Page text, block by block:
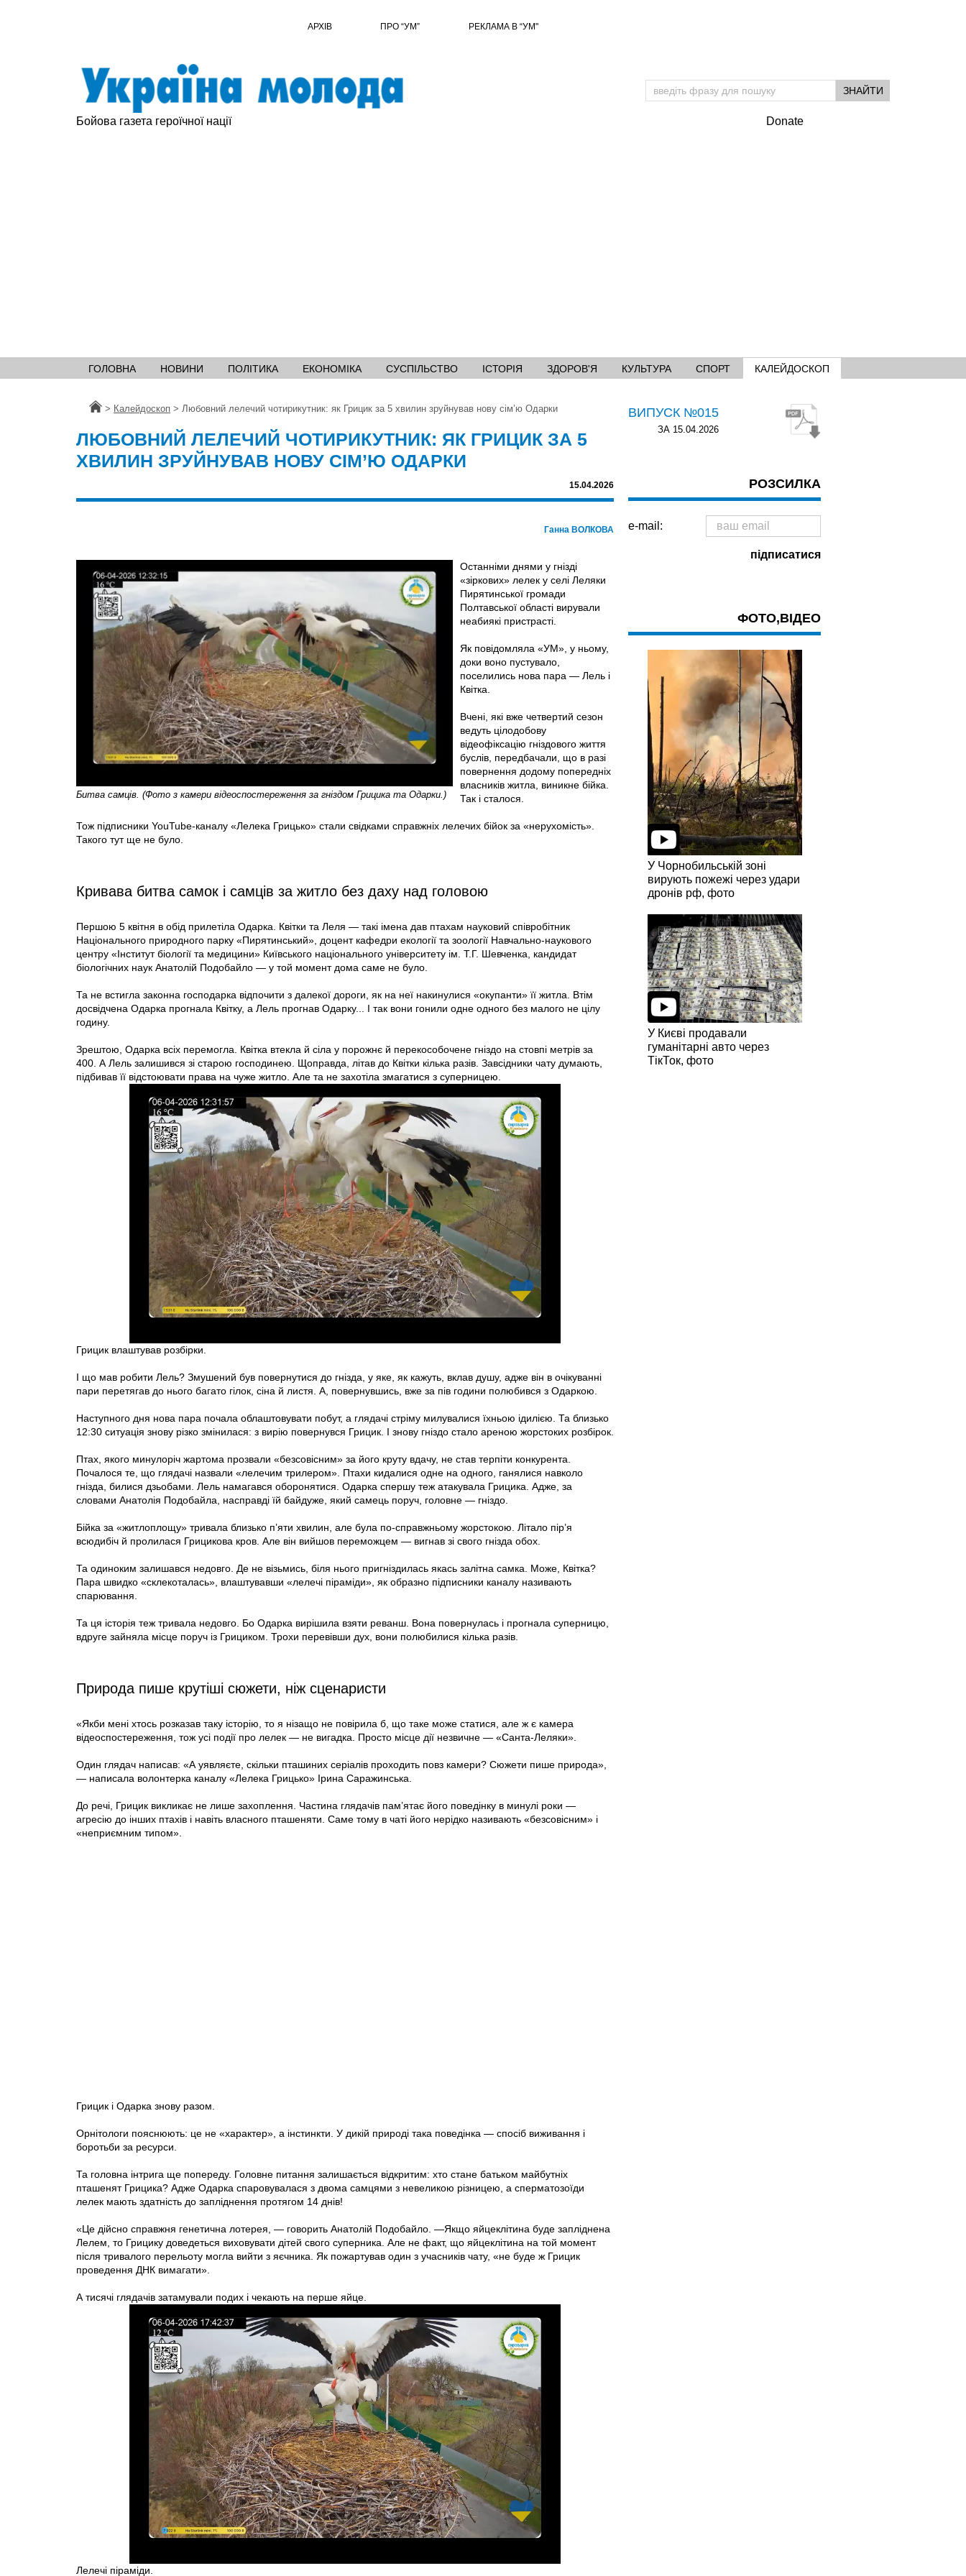
АРХІВ ПРО “УМ” РЕКЛАМА В “УМ"
Бойова газета героїчної нації Donate
ГОЛОВНА НОВИНИ ПОЛІТИКА ЕКОНОМІКА СУСПІЛЬСТВО ІСТОРІЯ ЗДОРОВ'Я КУЛЬТУРА СПОРТ КАЛЕЙДОСКОП
Головна
> Калейдоскоп > Любовний лелечий чотирикутник: як Грицик за 5 хвилин зруйнував нову сім’ю Одарки
ЛЮБОВНИЙ ЛЕЛЕЧИЙ ЧОТИРИКУТНИК: ЯК ГРИЦИК ЗА 5
ХВИЛИН ЗРУЙНУВАВ НОВУ СІМ’Ю ОДАРКИ
15.04.2026
Ганна ВОЛКОВА
Битва самців. (Фото з камери відеоспостереження за гніздом Грицика та Одарки.)
Останніми днями у гнізді
«зіркових» лелек у селі Леляки
Пирятинської громади
Полтавської області вирували
неабиякі пристрасті.
Як повідомляла «УМ», у ньому,
доки воно пустувало,
поселились нова пара — Лель і
Квітка.
Вчені, які вже четвертий сезон
ведуть цілодобову
відеофіксацію гніздового життя
буслів, передбачали, що в разі
повернення додому попередніх
власників житла, виникне бійка.
Так і сталося.
Тож підписники YouTube-каналу «Лелека Грицько» стали свідками справжніх лелечих бійок за «нерухомість».
Такого тут ще не було.
Кривава битва самок і самців за житло без даху над головою
Першою 5 квітня в обід прилетіла Одарка. Квітки та Леля — такі імена дав птахам науковий співробітник
Національного природного парку «Пирятинський», доцент кафедри екології та зоології Навчально-наукового
центру «Інститут біології та медицини» Київського національного університету ім. Т.Г. Шевченка, кандидат
біологічних наук Анатолій Подобайло — у той момент дома саме не було.
Та не встигла законна господарка відпочити з далекої дороги, як на неї накинулися «окупанти» її житла. Втім
досвідчена Одарка прогнала Квітку, а Лель прогнав Одарку... І так вони гонили одне одного без малого не цілу
годину.
Зрештою, Одарка всіх перемогла. Квітка втекла й сіла у порожнє й перекособочене гніздо на стовпі метрів за
400. А Лель залишився зі старою господинею. Щоправда, літав до Квітки кілька разів. Завсідники чату думають,
підбивав її відстоювати права на чуже житло. Але та не захотіла змагатися з суперницею.
Грицик влаштував розбірки.
І що мав робити Лель? Змушений був повернутися до гнізда, у яке, як кажуть, вклав душу, адже він в очікуванні
пари перетягав до нього багато гілок, сіна й листя. А, повернувшись, вже за пів години полюбився з Одаркою.
Наступного дня нова пара почала облаштовувати побут, а глядачі стріму милувалися їхньою ідилією. Та близько
12:30 ситуація знову різко змінилася: з вирію повернувся Грицик. І знову гніздо стало ареною жорстоких розбірок.
Птах, якого минулоріч жартома прозвали «безсовісним» за його круту вдачу, не став терпіти конкурента.
Почалося те, що глядачі назвали «лелечим трилером». Птахи кидалися одне на одного, ганялися навколо
гнізда, билися дзьобами. Лель намагався оборонятися. Одарка спершу теж атакувала Грицика. Адже, за
словами Анатолія Подобайла, насправді їй байдуже, який самець поруч, головне — гніздо.
Бійка за «житлоплощу» тривала близько п’яти хвилин, але була по-справжньому жорстокою. Літало пір’я
всюдибіч й пролилася Грицикова кров. Але він вийшов переможцем — вигнав зі свого гнізда обох.
Та одиноким залишався недовго. Де не візьмись, біля нього пригніздилась якась залітна самка. Може, Квітка?
Пара швидко «склекоталась», влаштувавши «лелечі піраміди», як образно підписники каналу називають
спарювання.
Та ця історія теж тривала недовго. Бо Одарка вирішила взяти реванш. Вона повернулась і прогнала суперницю,
вдруге зайняла місце поруч із Грициком. Трохи перевівши дух, вони полюбилися кілька разів.
Природа пише крутіші сюжети, ніж сценаристи
«Якби мені хтось розказав таку історію, то я нізащо не повірила б, що таке може статися, але ж є камера
відеоспостереження, тож усі події про лелек — не вигадка. Просто місце дії незвичне — «Санта-Леляки».
Один глядач написав: «А уявляєте, скільки пташиних серіалів проходить повз камери? Сюжети пише природа»,
— написала волонтерка каналу «Лелека Грицько» Ірина Саражинська.
До речі, Грицик викликає не лише захоплення. Частина глядачів пам’ятає його поведінку в минулі роки —
агресію до інших птахів і навіть власного пташеняти. Саме тому в чаті його нерідко називають «безсовісним» і
«неприємним типом».
Грицик і Одарка знову разом.
Орнітологи пояснюють: це не «характер», а інстинкти. У дикій природі така поведінка — спосіб виживання і
боротьби за ресурси.
Та головна інтрига ще попереду. Головне питання залишається відкритим: хто стане батьком майбутніх
пташенят Грицика? Адже Одарка спаровувалася з двома самцями з невеликою різницею, а сперматозоїди
лелек мають здатність до запліднення протягом 14 днів!
«Це дійсно справжня генетична лотерея, — говорить Анатолій Подобайло. —Якщо яйцеклітина буде запліднена
Лелем, то Грицику доведеться виховувати дітей свого суперника. Але не факт, що яйцеклітина на той момент
після тривалого перельоту могла вийти з яєчника. Як пожартував один з учасників чату, «не буде ж Грицик
проведення ДНК вимагати».
А тисячі глядачів затамували подих і чекають на перше яйце.
Лелечі піраміди.
ВИПУСК №015
ЗА 15.04.2026
РОЗСИЛКА
e-mail:
ФОТО,ВІДЕО
У Чорнобильській зоні
вирують пожежі через удари
дронів рф, фото
У Києві продавали
гуманітарні авто через
ТікТок, фото